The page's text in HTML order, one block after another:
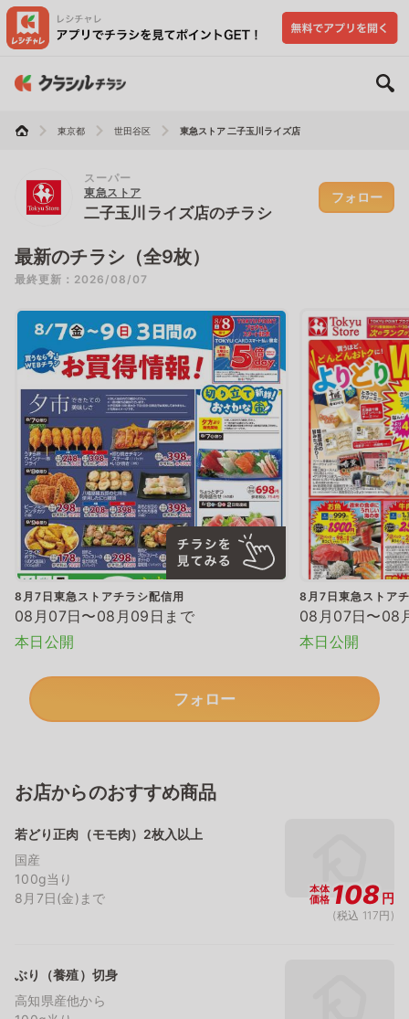
東京都 世田谷区 東急ストア 二子玉川ライズ店
スーパー
東急ストア
二子玉川ライズ店のチラシ
フォロー
最新のチラシ（全9枚）
最終更新：2026/08/07
8月7日東急ストアチラシ配信用
08月07日〜08月09日まで
本日公開
8月7日東急ストア
08月07日〜08
本日公開
フォロー
お店からのおすすめ商品
若どり正肉（モモ肉）2枚入以上
国産
100g当り
8月7日(金)まで
本体
価格 108円
(税込 117円)
ぶり（養殖）切身
高知県産他から